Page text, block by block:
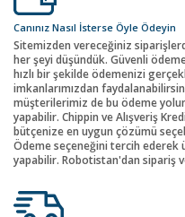
Canınız Nasıl İsterse Öyle Ödeyin
Sitemizden vereceğiniz
her şeyi düşündük. Güvenli
hızlı bir şekilde ödemenizi
imkanlarımızdan
müşterilerimiz de bu ödeme
yapabilir. Chippin ve Alışveriş
bütçenize en uygun çözümü
Ödeme seçeneğini tercih ederek
yapabilir. Robotistan'dan sipariş